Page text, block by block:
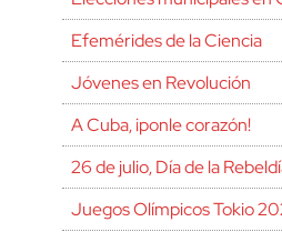
Efemérides de la Ciencia
Jóvenes en Revolución
A Cuba, ¡ponle corazón!
26 de julio, Día de la
Juegos Olímpicos Tokio